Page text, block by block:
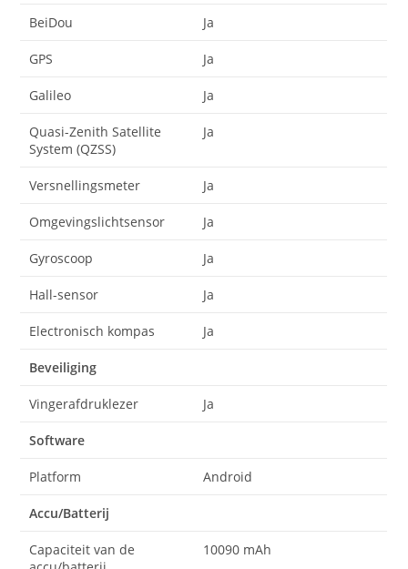
BeiDou Ja
GPS Ja
Galileo Ja
Quasi-Zenith Satellite
System (QZSS)
Ja
Versnellingsmeter Ja
Omgevingslichtsensor Ja
Gyroscoop Ja
Hall-sensor Ja
Electronisch kompas Ja
Beveiliging
Vingerafdruklezer Ja
Software
Platform Android
Accu/Batterij
Capaciteit van de
10090 mAh